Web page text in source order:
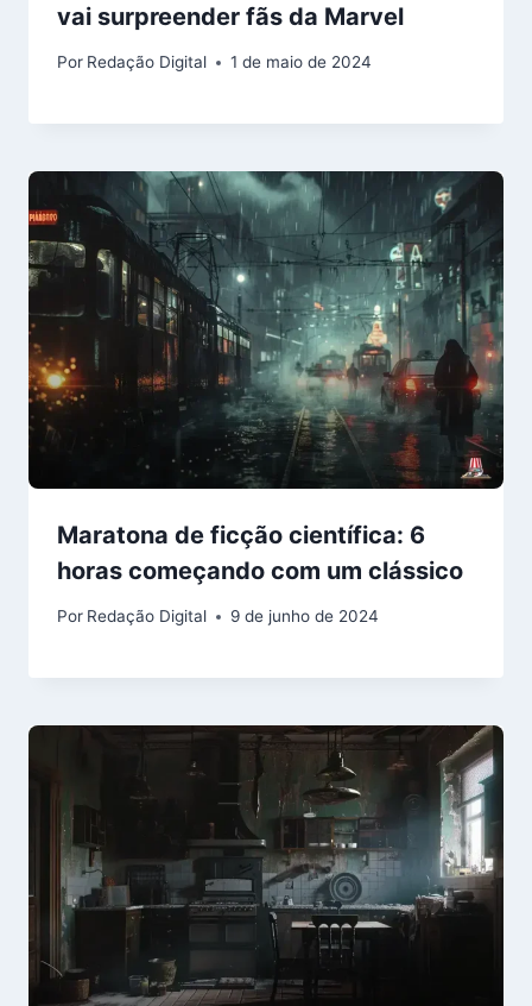
vai surpreender fãs da Marvel
Por Redação Digital 1 de maio de 2024
Maratona de ficção científica: 6
horas começando com um clássico
Por Redação Digital 9 de junho de 2024